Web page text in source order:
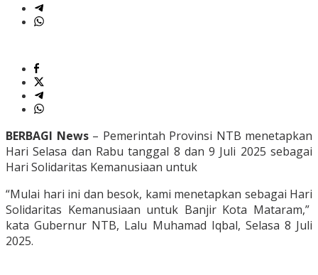
BERBAGI News – Pemerintah Provinsi NTB menetapkan
Hari Selasa dan Rabu tanggal 8 dan 9 Juli 2025 sebagai
Hari Solidaritas Kemanusiaan untuk
“Mulai hari ini dan besok, kami menetapkan sebagai Hari
Solidaritas Kemanusiaan untuk Banjir Kota Mataram,”
kata Gubernur NTB, Lalu Muhamad Iqbal, Selasa 8 Juli
2025.